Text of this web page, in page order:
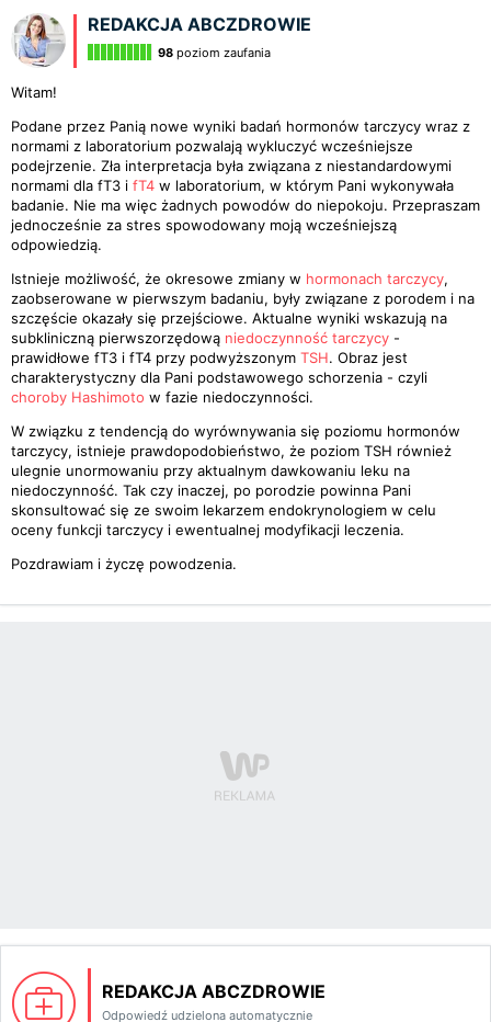
REDAKCJA ABCZDROWIE
98 poziom zaufania
Witam!
Podane przez Panią nowe wyniki badań hormonów tarczycy wraz z
normami z laboratorium pozwalają wykluczyć wcześniejsze
podejrzenie. Zła interpretacja była związana z niestandardowymi
normami dla fT3 i fT4 w laboratorium, w którym Pani wykonywała
badanie. Nie ma więc żadnych powodów do niepokoju. Przepraszam
jednocześnie za stres spowodowany moją wcześniejszą
odpowiedzią.
Istnieje możliwość, że okresowe zmiany w hormonach tarczycy,
zaobserowane w pierwszym badaniu, były związane z porodem i na
szczęście okazały się przejściowe. Aktualne wyniki wskazują na
subkliniczną pierwszorzędową niedoczynność tarczycy -
prawidłowe fT3 i fT4 przy podwyższonym TSH. Obraz jest
charakterystyczny dla Pani podstawowego schorzenia - czyli
choroby Hashimoto w fazie niedoczynności.
W związku z tendencją do wyrównywania się poziomu hormonów
tarczycy, istnieje prawdopodobieństwo, że poziom TSH również
ulegnie unormowaniu przy aktualnym dawkowaniu leku na
niedoczynność. Tak czy inaczej, po porodzie powinna Pani
skonsultować się ze swoim lekarzem endokrynologiem w celu
oceny funkcji tarczycy i ewentualnej modyfikacji leczenia.
Pozdrawiam i życzę powodzenia.
REDAKCJA ABCZDROWIE
Odpowiedź udzielona automatycznie